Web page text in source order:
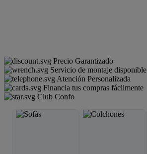
Precio Garantizado
Servicio de montaje disponible
Atención Personalizada
Financia tus compras fácilmente
Club Confo